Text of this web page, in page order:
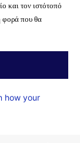
και τον ιστότοπό
φορά που θα
how your